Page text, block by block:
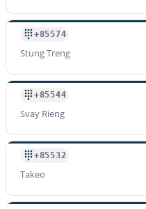
+85574
Stung Treng
+85544
Svay Rieng
+85532
Takeo